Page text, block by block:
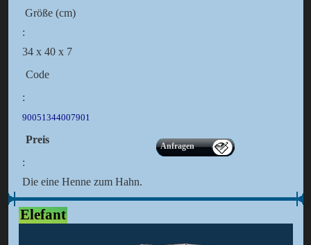
Größe (cm)
:
34 x 40 x 7
Code
:
90051344007901
Preis
:
Anfragen
Die eine Henne zum Hahn.
Elefant